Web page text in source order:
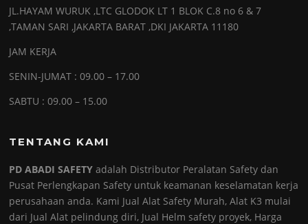
JL.HAYAM WURUK ,LTC GLODOK LT 1 BLOK C.8 no 6 & 7
,TAMAN SARI ,JAKARTA BARAT ,DKI JAKARTA 11180
JAM KERJA
SENIN-JUMAT : 09.00 – 17.00
SABTU : 09.00 – 15.00
TENTANG KAMI
PD ABADI SAFETY adalah Distributor Peralatan Safety dan
Pusat Perlengkapan Safety untuk keamanan keselamatan kerja
perusahaan anda. Kami Jual Alat Safety Murah, Alat K3 mulai
dari Jual Alat pelindung diri, Jual Helm safety proyek, Harga